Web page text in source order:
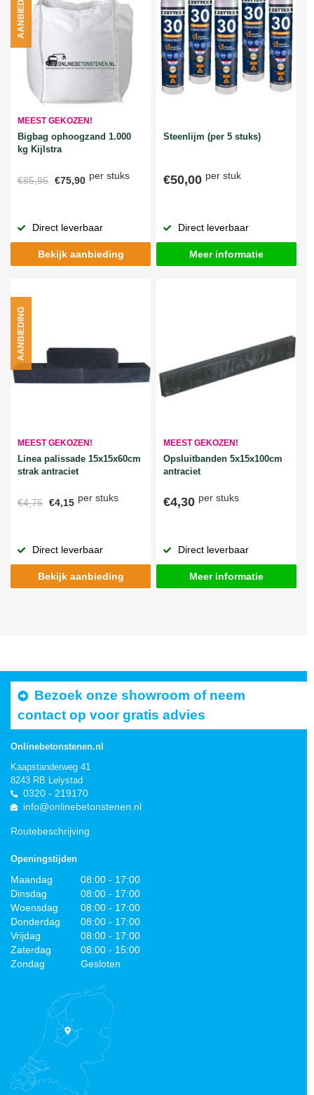
MEEST GEKOZEN!
Bigbag ophoogzand 1.000
kg Kijlstra
€85,95 €75,90 per stuks
AANBIEDING
Direct leverbaar
Bekijk aanbieding
Steenlijm (per 5 stuks)
€50,00 per stuk
Direct leverbaar
Meer informatie
MEEST GEKOZEN!
Linea palissade 15x15x60cm
strak antraciet
€4,75 €4,15 per stuks
AANBIEDING
Direct leverbaar
Bekijk aanbieding
MEEST GEKOZEN!
Opsluitbanden 5x15x100cm
antraciet
€4,30 per stuks
Direct leverbaar
Meer informatie
Bezoek onze showroom of neem
contact op voor gratis advies
Onlinebetonstenen.nl
Kaapstanderweg 41
8243 RB Lelystad
0320 - 219170
info@onlinebetonstenen.nl
Routebeschrijving
Openingstijden
Maandag
08:00 - 17:00
Dinsdag
08:00 - 17:00
Woensdag
08:00 - 17:00
Donderdag
08:00 - 17:00
Vrijdag
08:00 - 17:00
Zaterdag
08:00 - 15:00
Zondag
Gesloten